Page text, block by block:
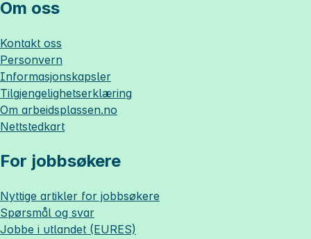
Om oss
Kontakt oss
Personvern
Informasjonskapsler
Tilgjengelighetserklæring
Om arbeidsplassen.no
Nettstedkart
For jobbsøkere
Nyttige artikler for jobbsøkere
Spørsmål og svar
Jobbe i utlandet (EURES)